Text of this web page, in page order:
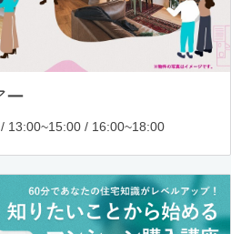
ー
13:00~15:00 / 16:00~18:00